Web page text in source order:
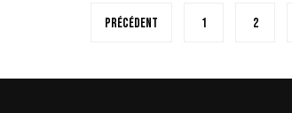
Pagination
publications
Précédent 1 2